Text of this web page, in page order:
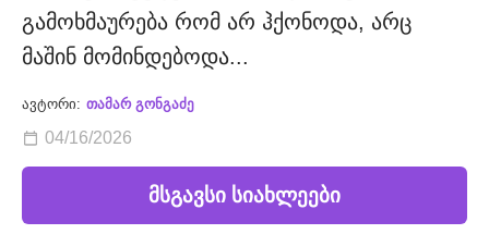
გამოხმაურება რომ არ ჰქონოდა, არც
მაშინ მომინდებოდა...
ავტორი: თამარ გონგაძე
04/16/2026
მსგავსი სიახლეები